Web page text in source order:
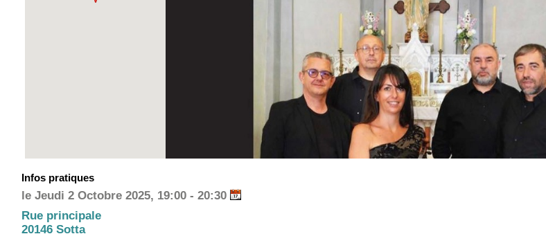
Infos pratiques
le Jeudi 2 Octobre 2025, 19:00 - 20:30
Rue principale
20146 Sotta